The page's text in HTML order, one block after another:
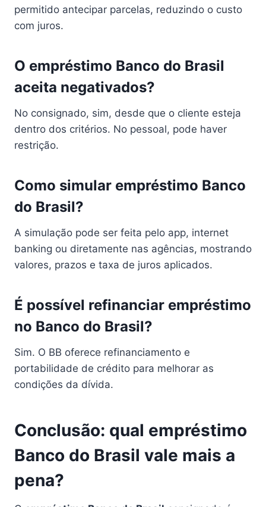
permitido antecipar parcelas, reduzindo o custo
com juros.
O empréstimo Banco do Brasil
aceita negativados?
No consignado, sim, desde que o cliente esteja
dentro dos critérios. No pessoal, pode haver
restrição.
Como simular empréstimo Banco
do Brasil?
A simulação pode ser feita pelo app, internet
banking ou diretamente nas agências, mostrando
valores, prazos e taxa de juros aplicados.
É possível refinanciar empréstimo
no Banco do Brasil?
Sim. O BB oferece refinanciamento e
portabilidade de crédito para melhorar as
condições da dívida.
Conclusão: qual empréstimo
Banco do Brasil vale mais a
pena?